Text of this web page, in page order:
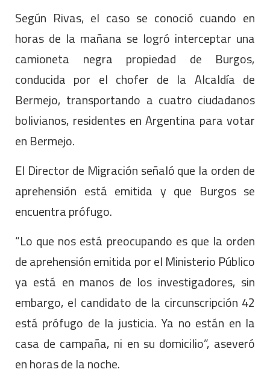
Según Rivas, el caso se conoció cuando en
horas de la mañana se logró interceptar una
camioneta negra propiedad de Burgos,
conducida por el chofer de la Alcaldía de
Bermejo, transportando a cuatro ciudadanos
bolivianos, residentes en Argentina para votar
en Bermejo.
El Director de Migración señaló que la orden de
aprehensión está emitida y que Burgos se
encuentra prófugo.
“Lo que nos está preocupando es que la orden
de aprehensión emitida por el Ministerio Público
ya está en manos de los investigadores, sin
embargo, el candidato de la circunscripción 42
está prófugo de la justicia. Ya no están en la
casa de campaña, ni en su domicilio”, aseveró
en horas de la noche.